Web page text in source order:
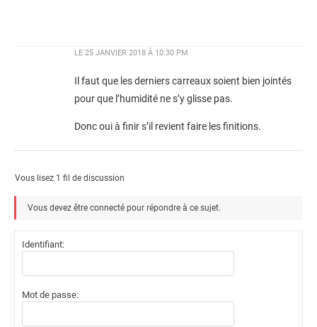
LE 25 JANVIER 2018 À 10:30 PM
Il faut que les derniers carreaux soient bien jointés
pour que l’humidité ne s’y glisse pas.
Donc oui à finir s’il revient faire les finitions.
Vous lisez 1 fil de discussion
Vous devez être connecté pour répondre à ce sujet.
Identifiant:
Mot de passe: